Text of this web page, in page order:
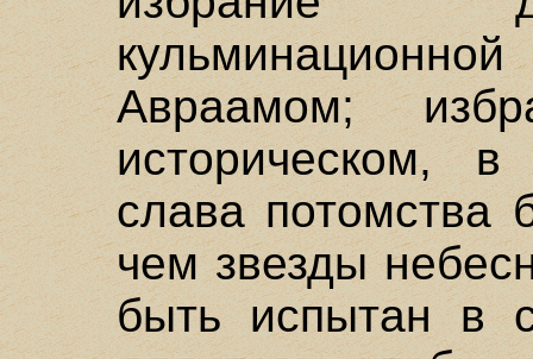
Авраамом;
историческом, в
слава потомства
чем звезды
быть испытан в